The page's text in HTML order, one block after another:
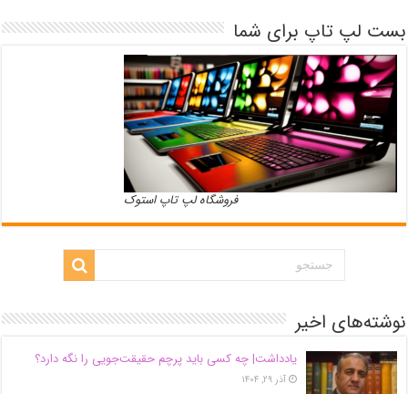
بست لپ تاپ برای شما
فروشگاه لپ تاپ استوک
نوشته‌های اخیر
یادداشت| ‌چه کسی باید پرچم حقیقت‌جویی را نگه دارد؟
آذر ۲۹, ۱۴۰۴